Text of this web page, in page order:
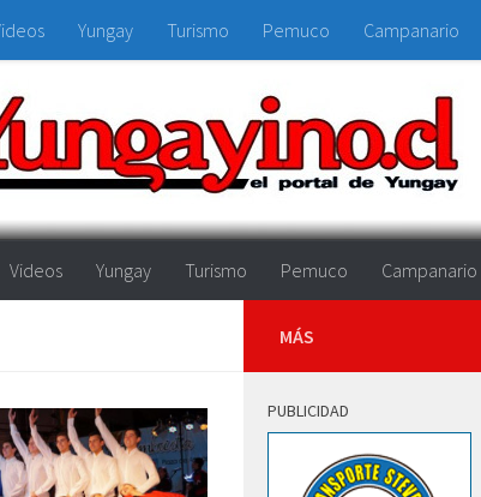
Yungay Turismo Pemuco Campanario
Videos Yungay Turismo Pemuco Campanario
MÁS
PUBLICIDAD